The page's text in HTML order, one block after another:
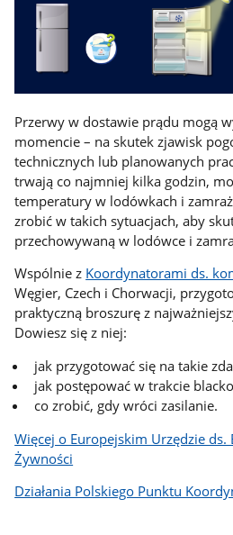
Przerwy w dostawie prądu mogą
momencie – na skutek zjawisk
technicznych lub planowanych
trwają co najmniej kilka godzin,
temperatury w lodówkach i
zrobić w takich sytuacjach, aby
przechowywaną w lodówce i
Wspólnie z Koordynatorami ds.
Węgier, Czech i Chorwacji,
praktyczną broszurę z
Dowiesz się z niej:
jak przygotować się na takie
jak postępować w trakcie
co zrobić, gdy wróci zasilanie.
Więcej o Europejskim Urzędzie ds.
Żywności
Działania Polskiego Punktu